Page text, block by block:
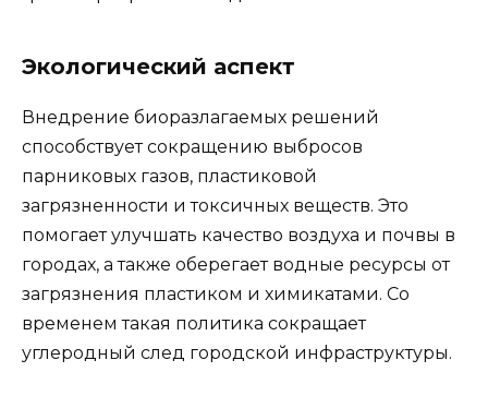
Экологический аспект
Внедрение биоразлагаемых решений
способствует сокращению выбросов
парниковых газов, пластиковой
загрязненности и токсичных веществ. Это
помогает улучшать качество воздуха и почвы в
городах, а также оберегает водные ресурсы от
загрязнения пластиком и химикатами. Со
временем такая политика сокращает
углеродный след городской инфраструктуры.